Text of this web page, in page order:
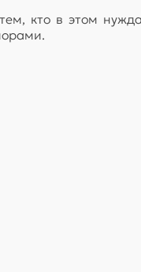
кто в этом